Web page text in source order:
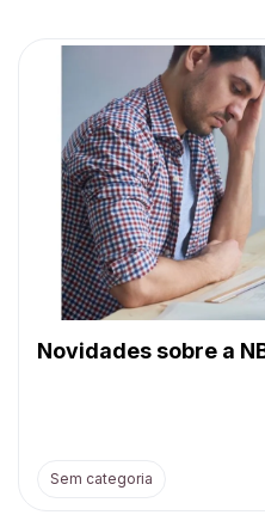
Novidades sobre a
Sem categoria